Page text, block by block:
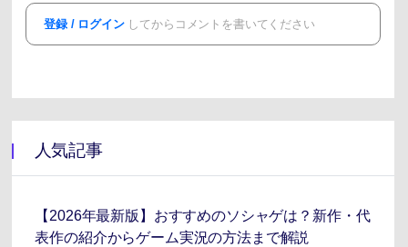
登録 / ログインしてからコメントを書いてください
人気記事
【2026年最新版】おすすめのソシャゲは？新作・代
表作の紹介からゲーム実況の方法まで解説